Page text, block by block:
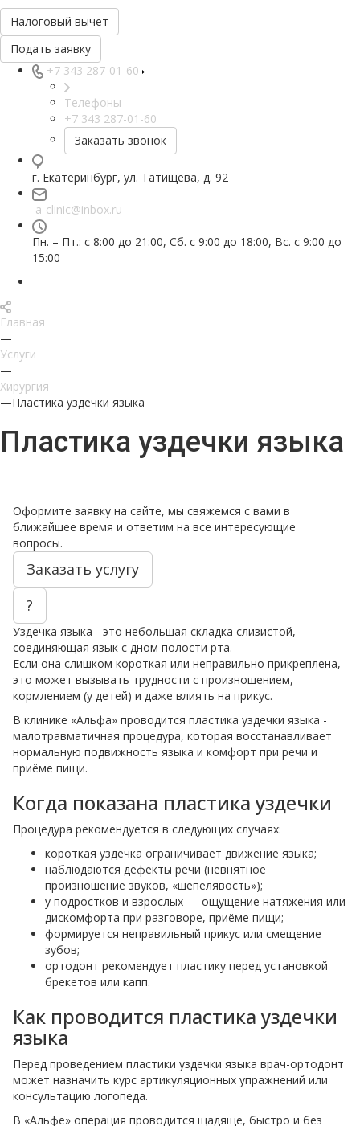
Налоговый вычет
Подать заявку
+7 343 287-01-60
Телефоны
+7 343 287-01-60
Заказать звонок
г. Екатеринбург, ул. Татищева, д. 92
a-clinic@inbox.ru
Пн. – Пт.: с 8:00 до 21:00, Сб. с 9:00 до 18:00, Вс. с 9:00 до
15:00
Главная
—
Услуги
—
Хирургия
—Пластика уздечки языка
Пластика уздечки языка
Оформите заявку на сайте, мы свяжемся с вами в
ближайшее время и ответим на все интересующие
вопросы.
Заказать услугу
?
Уздечка языка - это небольшая складка слизистой,
соединяющая язык с дном полости рта.
Если она слишком короткая или неправильно прикреплена,
это может вызывать трудности с произношением,
кормлением (у детей) и даже влиять на прикус.
В клинике «Альфа» проводится пластика уздечки языка -
малотравматичная процедура, которая восстанавливает
нормальную подвижность языка и комфорт при речи и
приёме пищи.
Когда показана пластика уздечки
Процедура рекомендуется в следующих случаях:
короткая уздечка ограничивает движение языка;
наблюдаются дефекты речи (невнятное
произношение звуков, «шепелявость»);
у подростков и взрослых — ощущение натяжения или
дискомфорта при разговоре, приёме пищи;
формируется неправильный прикус или смещение
зубов;
ортодонт рекомендует пластику перед установкой
брекетов или капп.
Как проводится пластика уздечки
языка
Перед проведением пластики уздечки языка врач-ортодонт
может назначить курс артикуляционных упражнений или
консультацию логопеда.
В «Альфе» операция проводится щадяще, быстро и без